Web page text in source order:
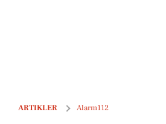
ARTIKLER Alarm112
Udrykning nær Skagen, fredag, kl. 11:48